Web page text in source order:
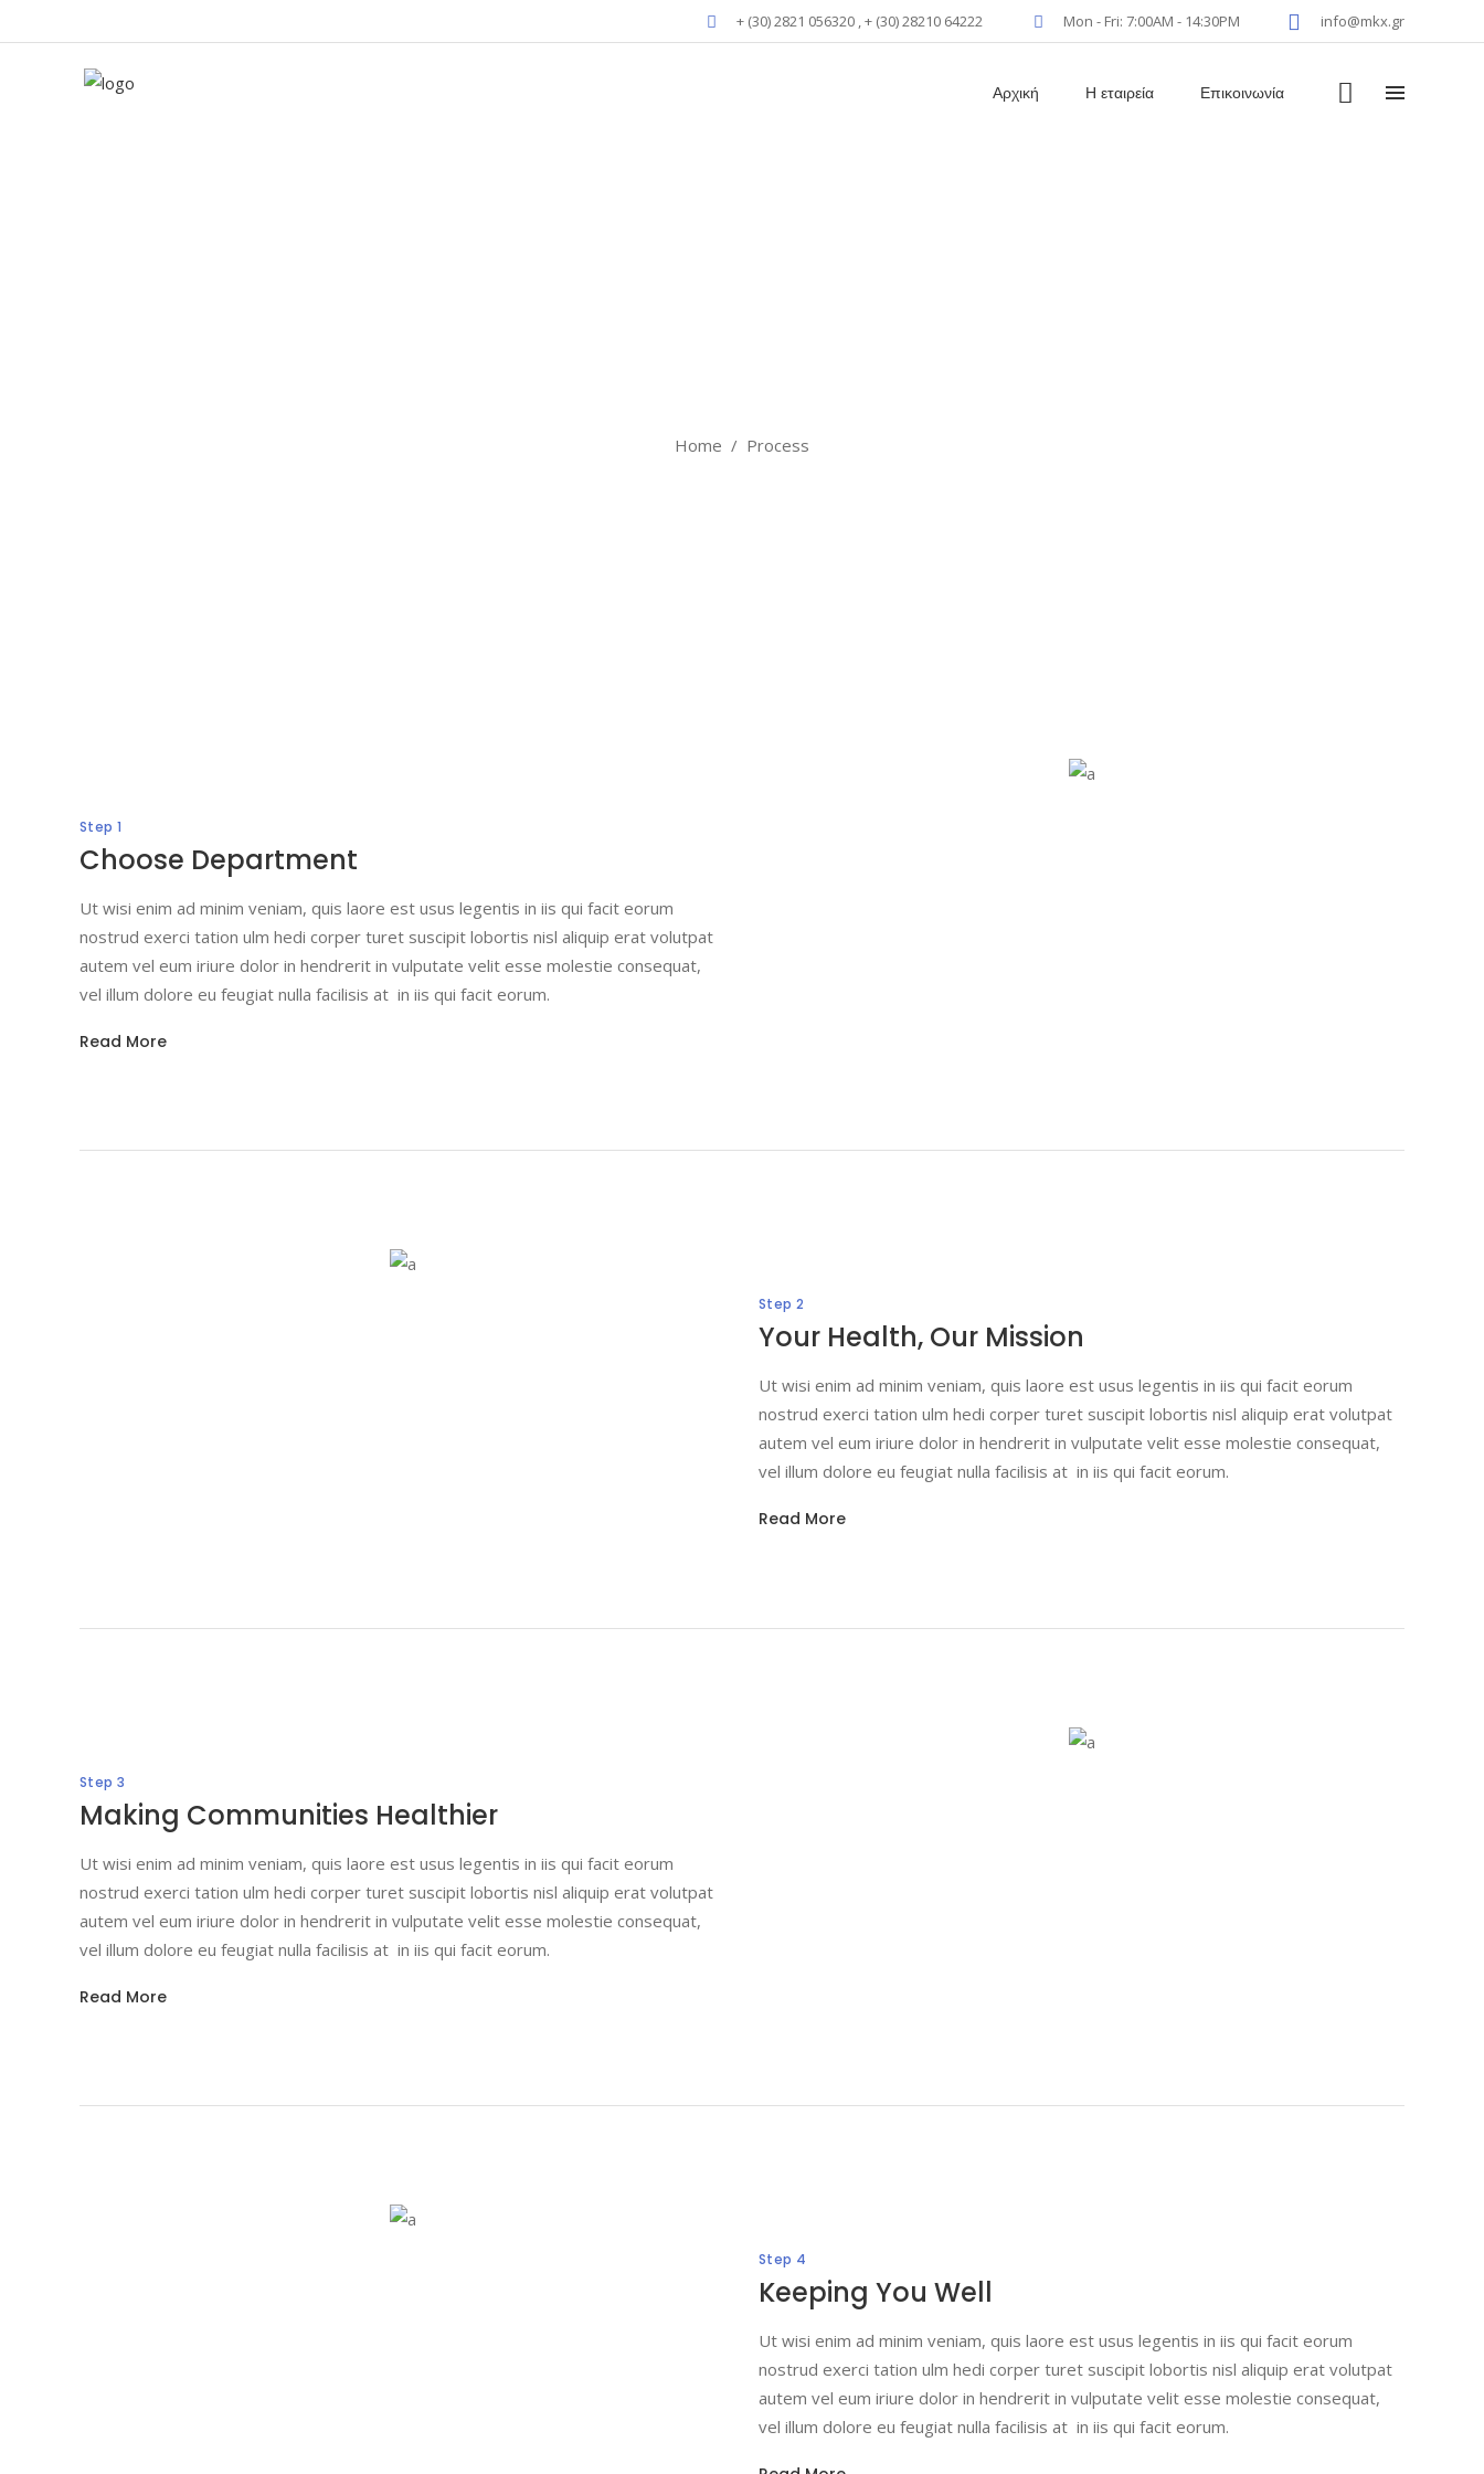
+ (30) 2821 056320 , + (30) 28210 64222 Mon - Fri: 7:00AM - 14:30PM info@mkx.gr
Αρχική Η εταιρεία Επικοινωνία
Home / Process
Step 1
Choose Department
Ut wisi enim ad minim veniam, quis laore est usus legentis in iis qui facit eorum
nostrud exerci tation ulm hedi corper turet suscipit lobortis nisl aliquip erat volutpat
autem vel eum iriure dolor in hendrerit in vulputate velit esse molestie consequat,
vel illum dolore eu feugiat nulla facilisis at in iis qui facit eorum.
Read More
Step 2
Your Health, Our Mission
Ut wisi enim ad minim veniam, quis laore est usus legentis in iis qui facit eorum
nostrud exerci tation ulm hedi corper turet suscipit lobortis nisl aliquip erat volutpat
autem vel eum iriure dolor in hendrerit in vulputate velit esse molestie consequat,
vel illum dolore eu feugiat nulla facilisis at in iis qui facit eorum.
Read More
Step 3
Making Communities Healthier
Ut wisi enim ad minim veniam, quis laore est usus legentis in iis qui facit eorum
nostrud exerci tation ulm hedi corper turet suscipit lobortis nisl aliquip erat volutpat
autem vel eum iriure dolor in hendrerit in vulputate velit esse molestie consequat,
vel illum dolore eu feugiat nulla facilisis at in iis qui facit eorum.
Read More
Step 4
Keeping You Well
Ut wisi enim ad minim veniam, quis laore est usus legentis in iis qui facit eorum
nostrud exerci tation ulm hedi corper turet suscipit lobortis nisl aliquip erat volutpat
autem vel eum iriure dolor in hendrerit in vulputate velit esse molestie consequat,
vel illum dolore eu feugiat nulla facilisis at in iis qui facit eorum.